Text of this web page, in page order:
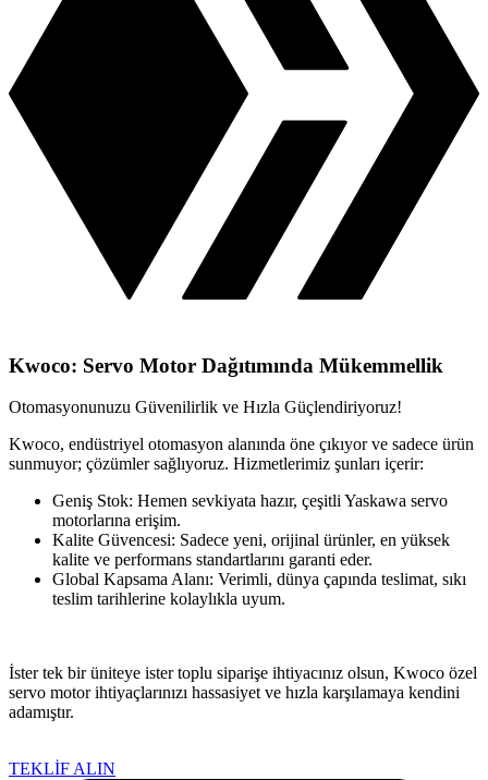
Kwoco: Servo Motor Dağıtımında Mükemmellik
Otomasyonunuzu Güvenilirlik ve Hızla Güçlendiriyoruz!
Kwoco, endüstriyel otomasyon alanında öne çıkıyor ve sadece ürün
sunmuyor; çözümler sağlıyoruz. Hizmetlerimiz şunları içerir:
Geniş Stok: Hemen sevkiyata hazır, çeşitli Yaskawa servo
motorlarına erişim.
Kalite Güvencesi: Sadece yeni, orijinal ürünler, en yüksek
kalite ve performans standartlarını garanti eder.
Global Kapsama Alanı: Verimli, dünya çapında teslimat, sıkı
teslim tarihlerine kolaylıkla uyum.
İster tek bir üniteye ister toplu siparişe ihtiyacınız olsun, Kwoco özel
servo motor ihtiyaçlarınızı hassasiyet ve hızla karşılamaya kendini
adamıştır.
TEKLİF ALIN